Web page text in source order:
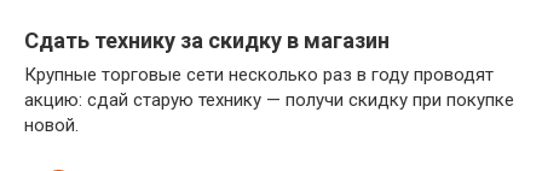
Сдать технику за скидку в магазин
Крупные торговые сети несколько раз в году проводят
акцию: сдай старую технику — получи скидку при покупке
новой.